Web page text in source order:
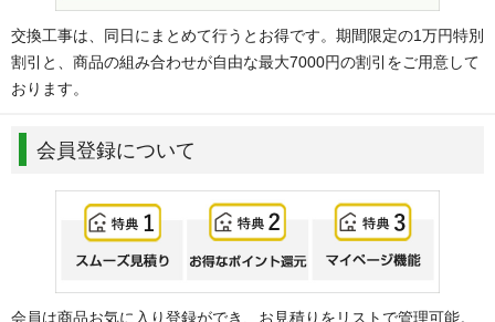
交換工事は、同日にまとめて行うとお得です。期間限定の1万円特別
割引と、商品の組み合わせが自由な最大7000円の割引をご用意して
おります。
会員登録について
会員は商品お気に入り登録ができ、お見積りをリストで管理可能。